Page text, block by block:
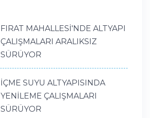
FIRAT MAHALLESİ'NDE ALTYAPI
ÇALIŞMALARI ARALIKSIZ
SÜRÜYOR
İÇME SUYU ALTYAPISINDA
YENİLEME ÇALIŞMALARI
SÜRÜYOR